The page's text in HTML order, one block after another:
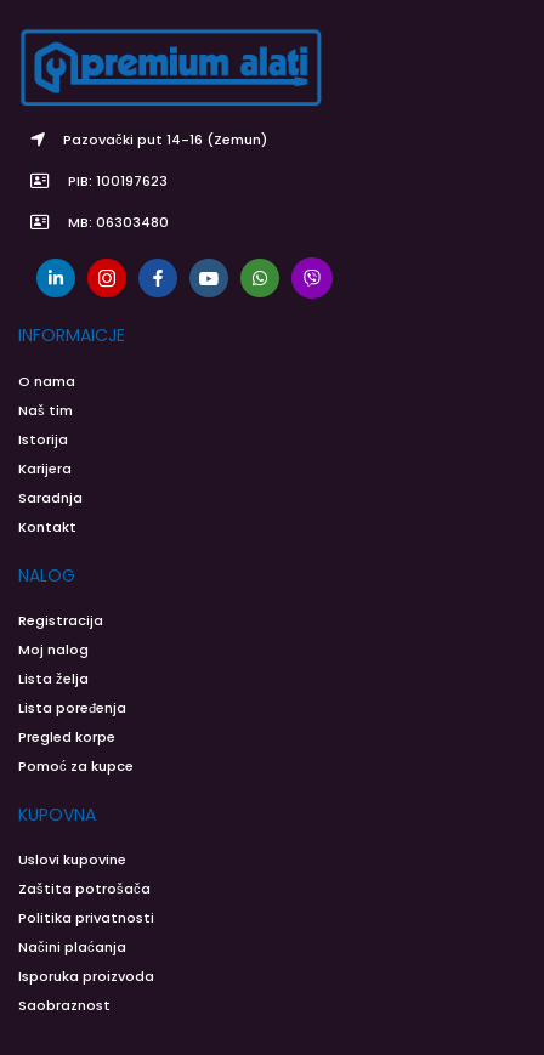
Pazovački put 14-16 (Zemun)
PIB: 100197623
MB: 06303480
INFORMAICJE
O nama
Naš tim
Istorija
Karijera
Saradnja
Kontakt
NALOG
Registracija
Moj nalog
Lista želja
Lista poređenja
Pregled korpe
Pomoć za kupce
KUPOVNA
Uslovi kupovine
Zaštita potrošača
Politika privatnosti
Načini plaćanja
Isporuka proizvoda
Saobraznost